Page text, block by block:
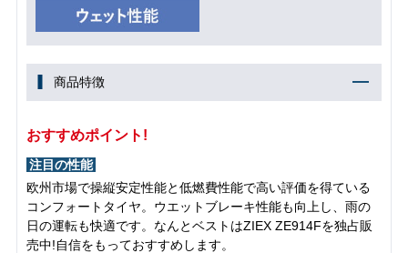
商品特徴
おすすめポイント!
注目の性能
欧州市場で操縦安定性能と低燃費性能で高い評価を得ている
コンフォートタイヤ。ウエットブレーキ性能も向上し、雨の
日の運転も快適です。なんとベストはZIEX ZE914Fを独占販
売中!自信をもっておすすめします。